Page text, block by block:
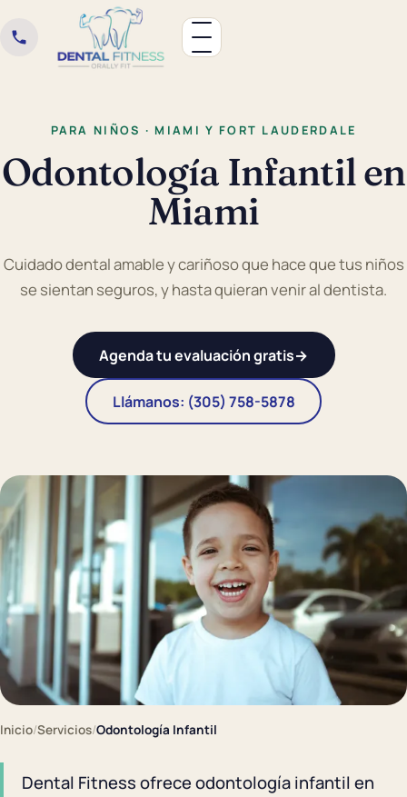
PARA NIÑOS · MIAMI Y FORT LAUDERDALE
Odontología Infantil en
Miami
Cuidado dental amable y cariñoso que hace que tus niños
se sientan seguros, y hasta quieran venir al dentista.
Agenda tu evaluación gratis→
Llámanos: (305) 758-5878
Inicio/Servicios/Odontología Infantil
Dental Fitness ofrece odontología infantil en